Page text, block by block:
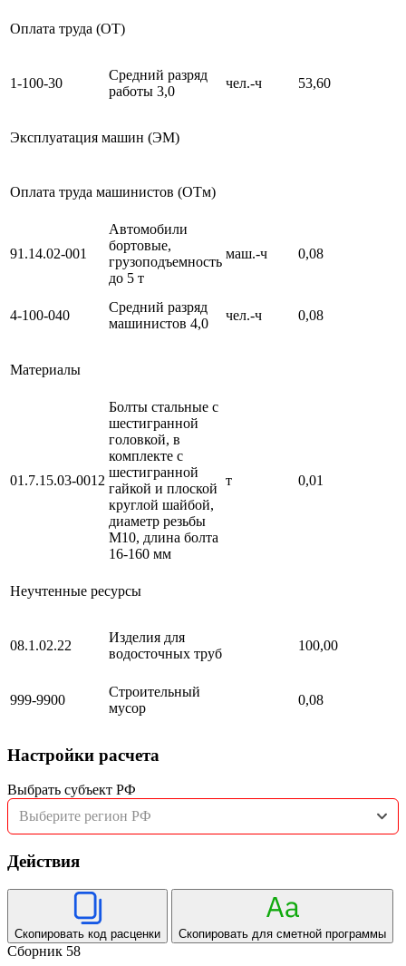
Оплата труда (ОТ)
1-100-30
Средний разряд
работы 3,0
чел.-ч 53,60
Эксплуатация машин (ЭМ)
Оплата труда машинистов (ОТм)
91.14.02-001
Автомобили
бортовые,
грузоподъемность
до 5 т
маш.-ч 0,08
4-100-040
Средний разряд
машинистов 4,0
чел.-ч 0,08
Материалы
01.7.15.03-0012
Болты стальные с
шестигранной
головкой, в
комплекте с
шестигранной
гайкой и плоской
круглой шайбой,
диаметр резьбы
М10, длина болта
16-160 мм
т 0,01
Неучтенные ресурсы
08.1.02.22
Изделия для
водосточных труб
100,00
999-9900
Строительный
мусор
0,08
Настройки расчета
Выбрать субъект РФ
Выберите регион РФ
Действия
Скопировать код расценки Скопировать для сметной программы
Сборник 58